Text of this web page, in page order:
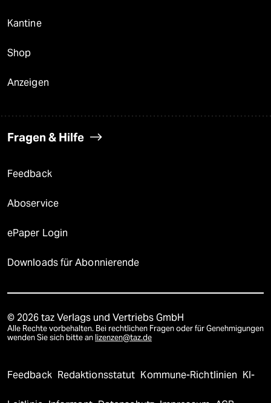
Kantine
Shop
Anzeigen
Fragen & Hilfe
Feedback
Aboservice
ePaper Login
Downloads für Abonnierende
© 2026 taz Verlags und Vertriebs GmbH
Alle Rechte vorbehalten. Bei rechtlichen Fragen oder für Genehmigungen
wenden Sie sich bitte an lizenzen@taz.de
Feedback Redaktionsstatut Kommune-Richtlinien KI-